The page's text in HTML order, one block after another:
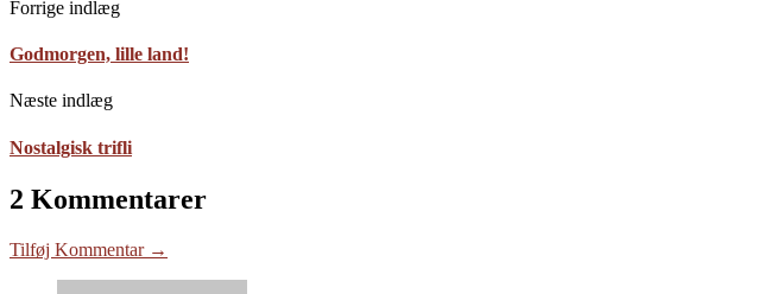
Forrige indlæg
Godmorgen, lille land!
Næste indlæg
Nostalgisk trifli
2 Kommentarer
Tilføj Kommentar →